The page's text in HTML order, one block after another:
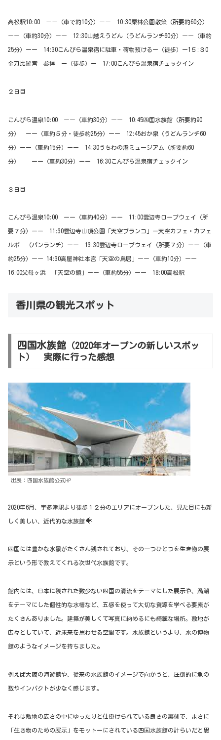
高松駅10:00 ーー（車で約10分）ーー 10:30栗林公園散策（所要約60分）
ーー（車約30分）ーー 12:30山越えうどん（うどんランチ60分）ーー（車約
25分）ーー 14:30こんぴら温泉宿に駐車・荷物預けるー（徒歩）ー1５:３0
金刀比羅宮 参拝 ー（徒歩）ー 17:00こんぴら温泉宿チェックイン
２日目
こんぴら温泉10:00 ーー（車約30分）ーー 10:45四国水族館（所要約90
分） ーー（車約５分・徒歩約25分）ーー 12:45おか泉（うどんランチ60
分）ーー（車約15分）ーー 14:30うちわの港ミュージアム（所要約60
分） ーー（車約30分）ーー 16:30こんぴら温泉宿チェックイン
３日目
こんぴら温泉10:00 ーー（車約40分）ーー 11:00雲辺寺ロープウェイ（所
要７分）ーー 11:30雲辺寺山頂公園「天空ブランコ」ー天空カフェ・カフェ
ルポ （パンランチ）ーー 13:30雲辺寺ロープウェイ（所要７分）ーー（車
約25分）ーー 14:30高屋神社本宮「天空の鳥居」ーー（車約10分）ーー
16:00父母ヶ浜 「天空の鏡」ーー（車約55分）ーー 18:00高松駅
香川県の観光スポット
四国水族館（2020年オープンの新しいスポッ
ト） 実際に行った感想
出展：四国水族館公式HP
2020年6月、宇多津駅より徒歩１２分のエリアにオープンした、見た目にも新
しく美しい、近代的な水族館🐠
四国には豊かな水景がたくさん残されており、その一つひとつを生き物の展
示という形で教えてくれる次世代水族館です。
館内には、日本に残された数少ない四国の清流をテーマにした展示や、渦潮
をテーマにした個性的な水槽など、 五感を使って大切な資源を学べる要素が
たくさんありました。 建築が美しくて写真に納めるにも綺麗な場所。敷地が
広々としていて、近未来を思わせる空間です。水族館というより、水の博物
館のようなイメージを持ちました。
例えば大阪の海遊館や、従来の水族館のイメージで向かうと、圧倒的に魚の
数やインパクトが少なく感じます。
それは敷地の広さの中にゆったりと仕掛けられている良さの裏側で、まさに
「生き物のための展示」をモットーにされている四国水族館の計らいだと思